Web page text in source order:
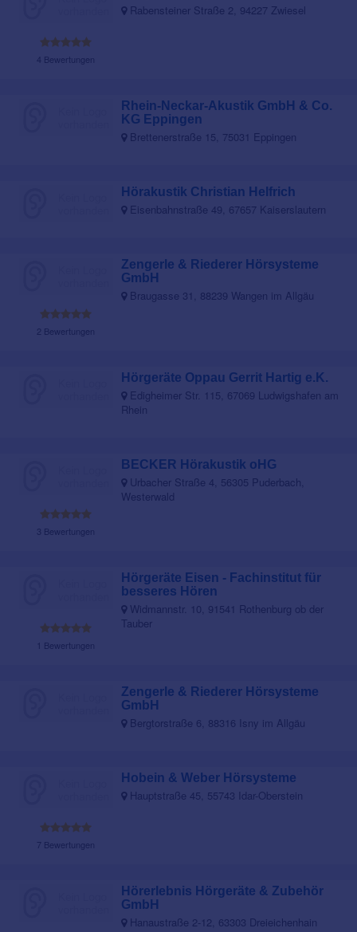
4 Bewertungen
Rabensteiner Straße 2, 94227 Zwiesel
Rhein-Neckar-Akustik GmbH & Co.
KG Eppingen
Brettenerstraße 15, 75031 Eppingen
Hörakustik Christian Helfrich
Eisenbahnstraße 49, 67657 Kaiserslautern
2 Bewertungen
Zengerle & Riederer Hörsysteme
GmbH
Braugasse 31, 88239 Wangen im Allgäu
Hörgeräte Oppau Gerrit Hartig e.K.
Edigheimer Str. 115, 67069 Ludwigshafen am
Rhein
3 Bewertungen
BECKER Hörakustik oHG
Urbacher Straße 4, 56305 Puderbach,
Westerwald
1 Bewertungen
Hörgeräte Eisen - Fachinstitut für
besseres Hören
Widmannstr. 10, 91541 Rothenburg ob der
Tauber
Zengerle & Riederer Hörsysteme
GmbH
Bergtorstraße 6, 88316 Isny im Allgäu
7 Bewertungen
Hobein & Weber Hörsysteme
Hauptstraße 45, 55743 Idar-Oberstein
Hörerlebnis Hörgeräte & Zubehör
GmbH
Hanaustraße 2-12, 63303 Dreieichenhain